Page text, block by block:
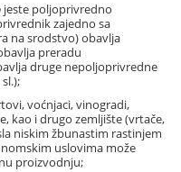
jeste poljoprivredno
zajedno sa
na srodstvo) obavlja
preradu
druge nepoljoprivredne
voćnjaci, vinogradi,
kao i drugo zemljište (vrtače,
niskim žbunastim rastinjem
uslovima može
proizvodnju;